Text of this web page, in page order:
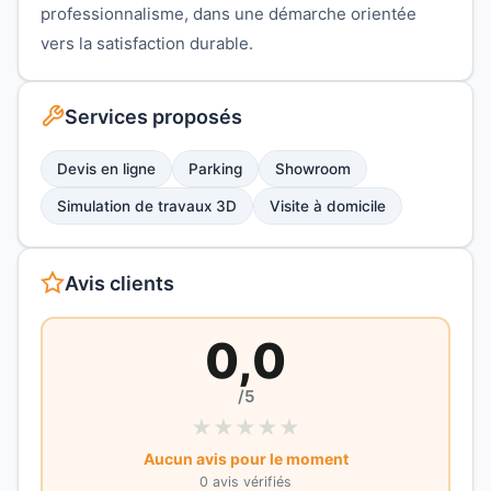
professionnalisme, dans une démarche orientée
vers la satisfaction durable.
Services proposés
Devis en ligne Parking Showroom
Simulation de travaux 3D Visite à domicile
Avis clients
0,0
/5
★ ★ ★ ★ ★
Aucun avis pour le moment
0 avis vérifiés